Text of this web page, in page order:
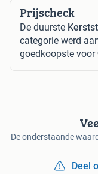
Prijscheck
De duurste
categorie werd
goedkoopste voor
De onderstaande
Deel